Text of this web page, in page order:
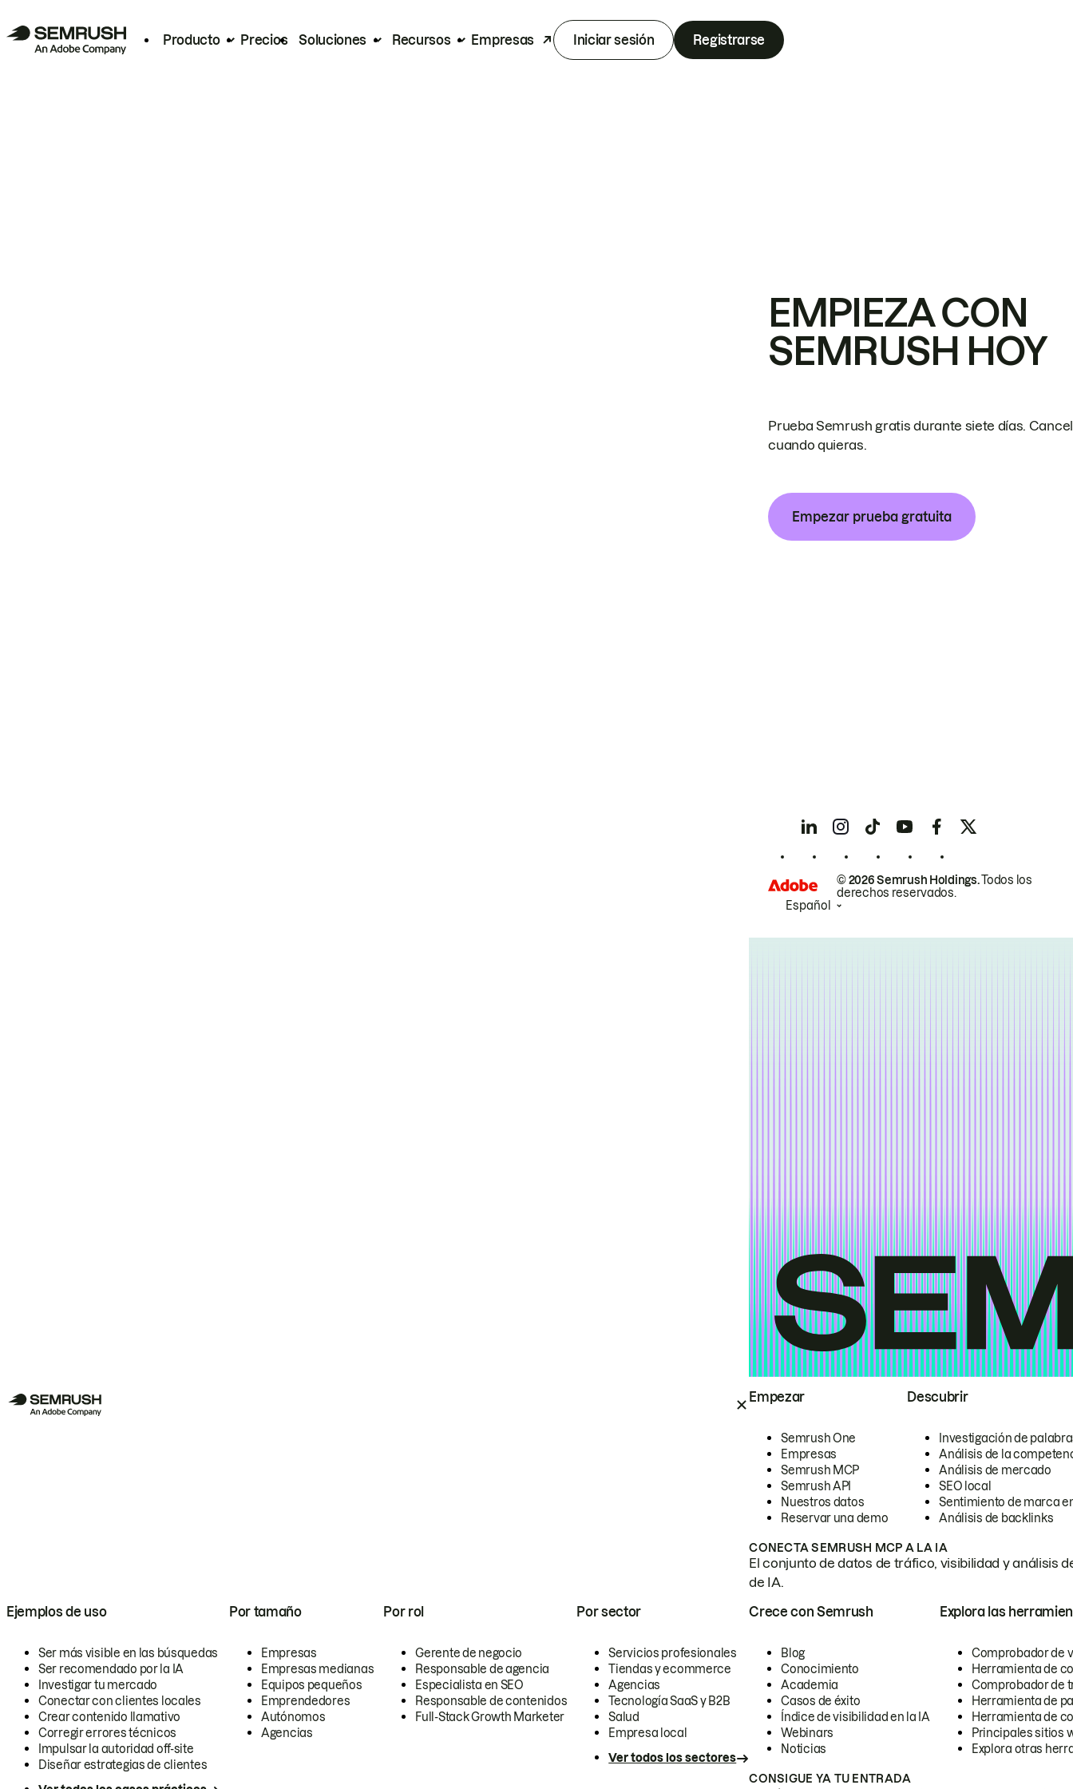
Producto Precios Soluciones Recursos Empresas Iniciar sesión Registrarse
Empezar
Semrush One
Empresas
Semrush MCP
Semrush API
Nuestros datos
Reservar una demo
Descubrir
Investigación de
Análisis de la
Análisis de mercado
SEO local
Sentimiento de marca
Análisis de backlinks
CONECTA SEMRUSH MCP A LA IA
El conjunto de datos de tráfico, visibilidad y análisis
de IA.
Ejemplos de uso
Ser más visible en las búsquedas
Ser recomendado por la IA
Investigar tu mercado
Conectar con clientes locales
Crear contenido llamativo
Corregir errores técnicos
Impulsar la autoridad off-site
Diseñar estrategias de clientes
Por tamaño
Empresas
Empresas medianas
Equipos pequeños
Emprendedores
Autónomos
Agencias
Por rol
Gerente de negocio
Responsable de agencia
Especialista en SEO
Responsable de contenidos
Full-Stack Growth Marketer
Por sector
Servicios profesionales
Tiendas y ecommerce
Agencias
Tecnología SaaS y B2B
Salud
Empresa local
Ver todos los sectores
Crece con Semrush
Blog
Conocimiento
Academia
Casos de éxito
Índice de visibilidad en la IA
Webinars
Noticias
Explora las
Comprobador de
Herramienta de
Comprobador de
Herramienta de
Herramienta de
Principales sitios
Explora otras
CONSIGUE YA TU ENTRADA
EMPIEZA CON
SEMRUSH HOY
Prueba Semrush gratis durante siete días.
cuando quieras.
Empezar prueba gratuita
© 2026 Semrush Holdings.Todos los
derechos reservados.
Español